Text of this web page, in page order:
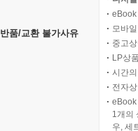
반품/교환 불가사유
eBook
모바
중고
LP상
시간
전자
eBook
1개의
우, 세